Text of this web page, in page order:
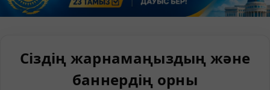
Сіздің жарнамаңыздың және
баннердің орны